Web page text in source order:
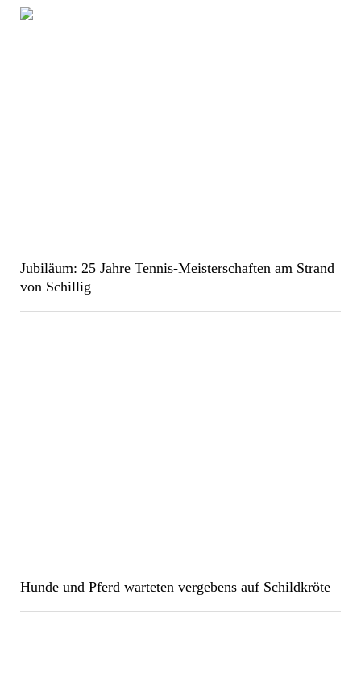
Jubiläum: 25 Jahre Tennis-Meisterschaften am Strand
von Schillig
Hunde und Pferd warteten vergebens auf Schildkröte